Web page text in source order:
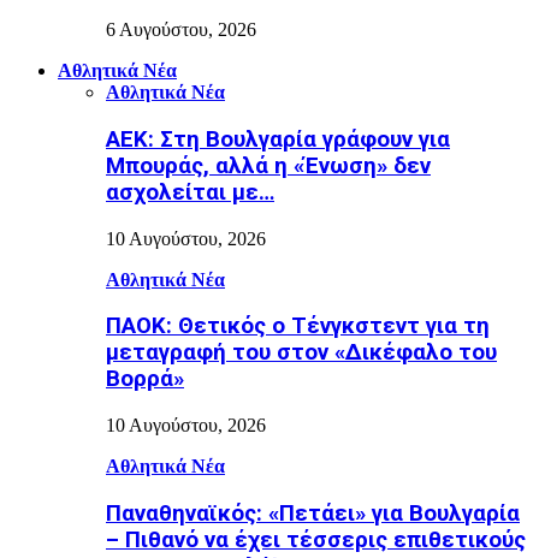
6 Αυγούστου, 2026
Αθλητικά Νέα
Αθλητικά Νέα
ΑΕΚ: Στη Βουλγαρία γράφουν για
Μπουράς, αλλά η «Ένωση» δεν
ασχολείται με…
10 Αυγούστου, 2026
Αθλητικά Νέα
ΠΑΟΚ: Θετικός ο Τένγκστεντ για τη
μεταγραφή του στον «Δικέφαλο του
Βορρά»
10 Αυγούστου, 2026
Αθλητικά Νέα
Παναθηναϊκός: «Πετάει» για Βουλγαρία
– Πιθανό να έχει τέσσερις επιθετικούς